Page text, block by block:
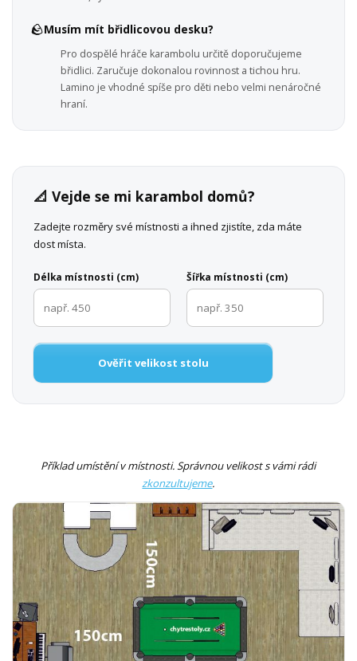
🪨Musím mít břidlicovou desku?
Pro dospělé hráče karambolu určitě doporučujeme
břidlici. Zaručuje dokonalou rovinnost a tichou hru.
Lamino je vhodné spíše pro děti nebo velmi nenáročné
hraní.
📐 Vejde se mi karambol domů?
Zadejte rozměry své místnosti a ihned zjistíte, zda máte
dost místa.
Délka místnosti (cm) Šířka místnosti (cm)
Ověřit velikost stolu
Příklad umístění v místnosti. Správnou velikost s vámi rádi
zkonzultujeme.